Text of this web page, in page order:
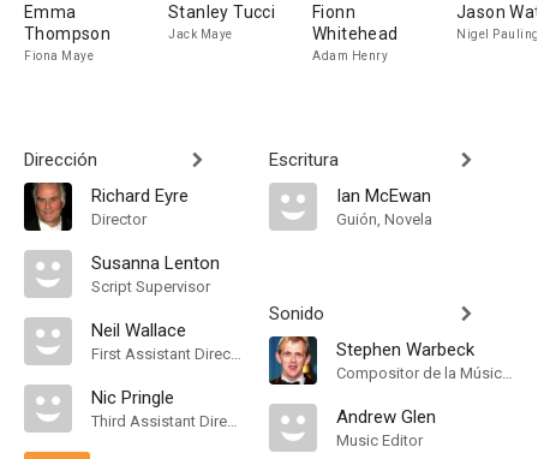
Emma
Thompson
Fiona Maye
Stanley Tucci
Jack Maye
Fionn
Whitehead
Adam Henry
Jason
Nigel
Dirección
Richard Eyre
Director
Susanna Lenton
Script Supervisor
Neil Wallace
First Assistant Director
Nic Pringle
Third Assistant Director
Escritura
Ian McEwan
Guión, Novela
Sonido
Stephen Warbeck
Compositor de la Música Original, Orquestador
Andrew Glen
Music Editor